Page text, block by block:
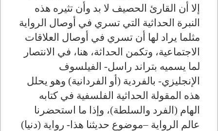
إلا أن القارئ الحصيف لا بد وأن تثيره هذه
النبرة الحداثية التي تسري في أوصال الرواية
مثلما يراد لها أن تسري في أوصال العلاقات
الاجتماعية، وتكمن الحداثة، هنا، في الانتصار
لما يسميه بتراند راسل- الفيلسوف
الإنجليزي- بالفردية (أو الفردانية) وهو يحلل
هذه المقولة الحداثية الفلسفية في كتابه
الهام (الفرد والسلطة)، وإذا ما استحضرنا
عالم الرواية –موضوع حديثنا هذا- رواية (دنيا)